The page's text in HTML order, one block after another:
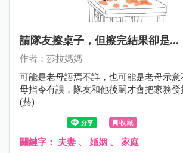
請隊友擦桌子，但擦完結果卻是...
作者：莎拉媽媽
可能是老母語焉不詳，也可能是老母示
母指令有誤，隊友和他後嗣才會把家務
(菸)
收藏
關鍵字： 夫妻 、 婚姻 、 家庭